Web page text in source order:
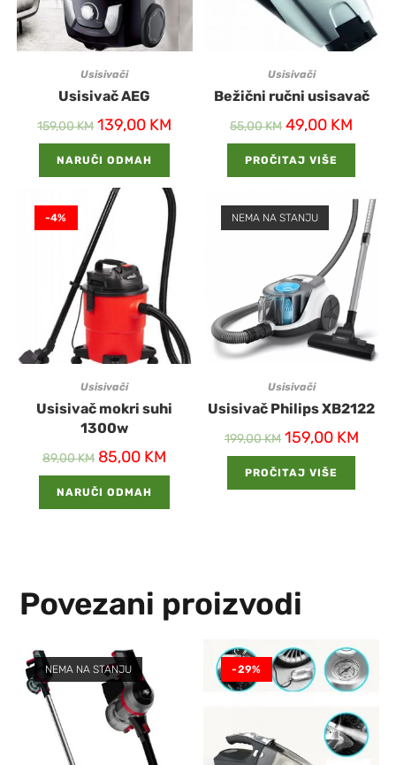
Usisivači
Usisivač AEG
159,00KM 139,00 KM
NARUČI ODMAH
Usisivači
Bežični ručni usisavač
55,00KM 49,00 KM
PROČITAJ VIŠE
-4%
Usisivači
Usisivač mokri suhi
1300w
89,00KM 85,00 KM
NARUČI ODMAH
NEMA NA STANJU
Usisivači
Usisivač Philips XB2122
199,00KM 159,00 KM
PROČITAJ VIŠE
Povezani proizvodi
NEMA NA STANJU -29%